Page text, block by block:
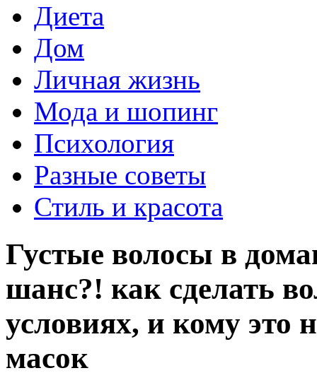
Диета
Дом
Личная жизнь
Мода и шопинг
Психология
Разные советы
Стиль и красота
Густые волосы в
шанс?! как сделать
условиях, и кому
масок